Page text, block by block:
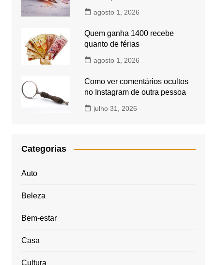
agosto 1, 2026
Quem ganha 1400 recebe
quanto de férias
agosto 1, 2026
Como ver comentários ocultos
no Instagram de outra pessoa
julho 31, 2026
Categorias
Auto
Beleza
Bem-estar
Casa
Cultura